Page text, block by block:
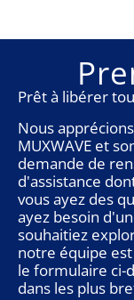
Prêt à libérer
Nous
MUXWAVE et
demande de
d'assistance
vous ayez des
ayez besoin
souhaitiez
notre équipe
le formulaire ci-
dans les plus